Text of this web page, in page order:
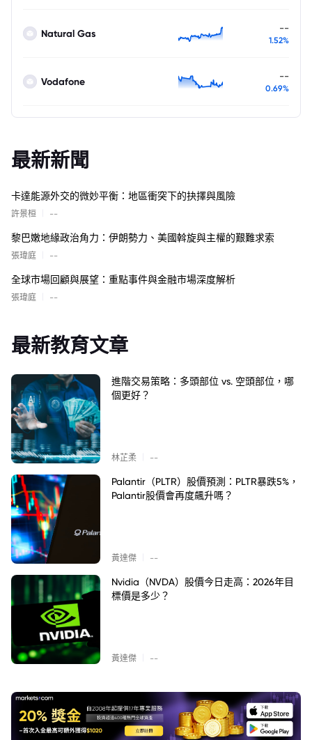
Natural Gas --
1.52%
Vodafone --
0.69%
最新新聞
卡達能源外交的微妙平衡：地區衝突下的抉擇與風險
許景桓 --
黎巴嫩地緣政治角力：伊朗勢力、美國斡旋與主權的艱難求索
張瑋庭 --
全球市場回顧與展望：重點事件與金融市場深度解析
張瑋庭 --
最新教育文章
進階交易策略：多頭部位 vs. 空頭部位，哪
個更好？
林芷柔 --
Palantir（PLTR）股價預測：PLTR暴跌5%，
Palantir股價會再度飆升嗎？
黃達傑 --
Nvidia（NVDA）股價今日走高：2026年目
標價是多少？
黃達傑 --